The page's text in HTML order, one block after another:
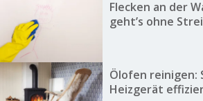
Flecken an der
geht’s ohne
Ölofen reinigen:
Heizgerät